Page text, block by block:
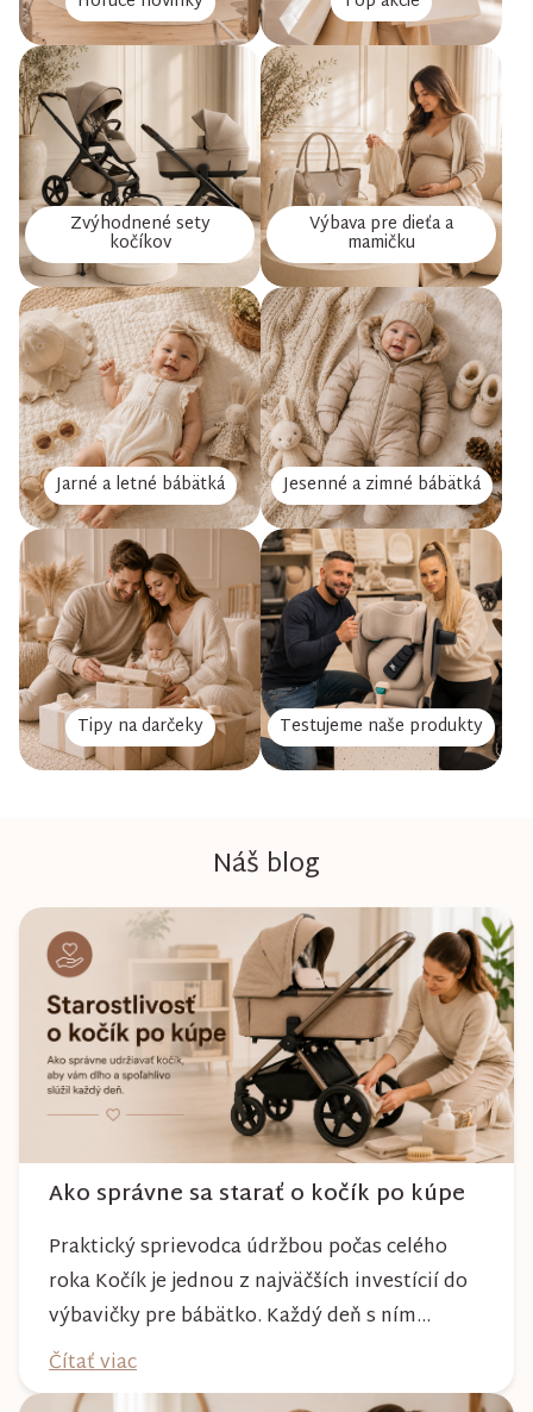
Zvýhodnené sety
kočíkov
Výbava pre dieťa a
mamičku
Jarné a letné bábätká Jesenné a zimné bábätká
Tipy na darčeky Testujeme naše produkty
Náš blog
Ako správne sa starať o kočík po kúpe
Praktický sprievodca údržbou počas celého
roka Kočík je jednou z najväčších investícií do
výbavičky pre bábätko. Každý deň s ním
absolvujete prechádzky po meste, v parkoch,
na lesných chodníkoch aj počas nepriaznivého
Čítať viac